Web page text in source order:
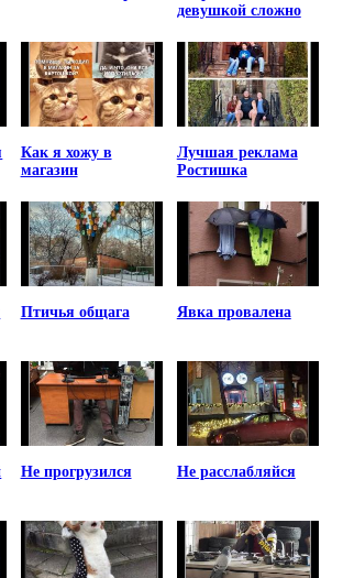
девушкой сложно
Как я хожу в
магазин
Лучшая реклама
Ростишка
Птичья общага Явка провалена
Не прогрузился Не расслабляйся